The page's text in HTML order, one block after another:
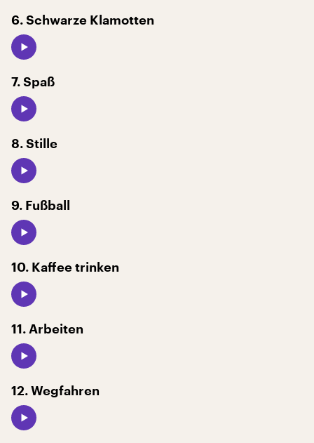
6. Schwarze Klamotten
7. Spaß
8. Stille
9. Fußball
10. Kaffee trinken
11. Arbeiten
12. Wegfahren